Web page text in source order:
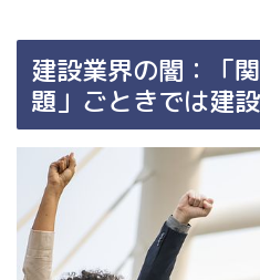
建設業界の闇：「
題」ごときでは建